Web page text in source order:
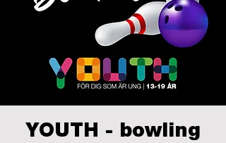
YOUTH - bowling